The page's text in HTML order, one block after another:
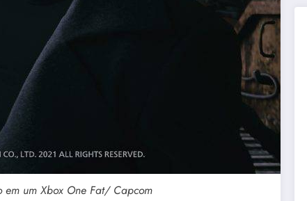
em um Xbox One Fat/ Capcom